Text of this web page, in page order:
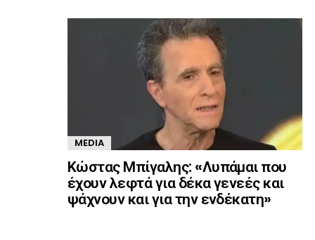
MEDIA
Κώστας Μπίγαλης: «Λυπάμαι που
έχουν λεφτά για δέκα γενεές και
ψάχνουν και για την ενδέκατη»